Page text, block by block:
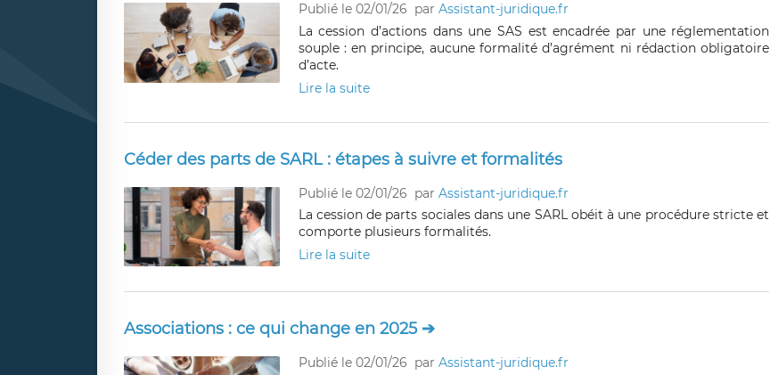
Publié le 02/01/26 par Assistant-juridique.fr
La cession d’actions dans une SAS est encadrée par une réglementation
souple : en principe, aucune formalité d’agrément ni rédaction obligatoire
d’acte.
Lire la suite
Céder des parts de SARL : étapes à suivre et formalités
Publié le 02/01/26 par Assistant-juridique.fr
La cession de parts sociales dans une SARL obéit à une procédure stricte et
comporte plusieurs formalités.
Lire la suite
Associations : ce qui change en 2025 ➔
Publié le 02/01/26 par Assistant-juridique.fr